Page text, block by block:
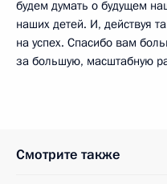
будем думать о будущем
наших детей. И, действуя
на успех. Спасибо вам
за большую, масштабную
Смотрите также